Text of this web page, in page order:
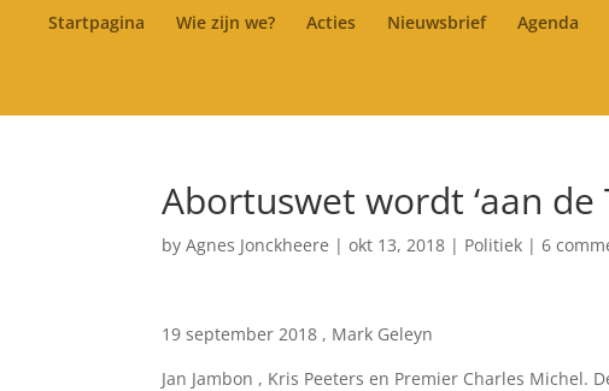
Startpagina Wie zijn we? Acties Nieuwsbrief Agenda
Abortuswet wordt ‘aan de
byAgnes Jonckheere |okt 13, 2018 | Politiek |6
19 september 2018 , Mark Geleyn
Jan Jambon , Kris Peeters en Premier Charles